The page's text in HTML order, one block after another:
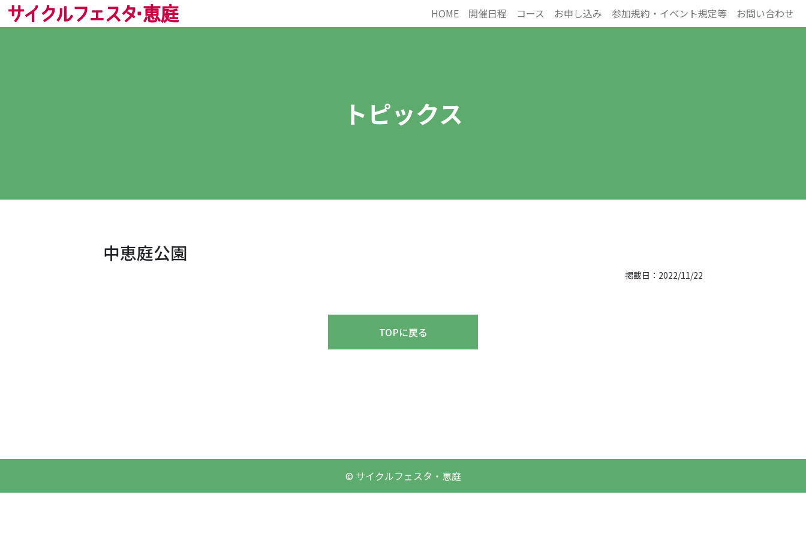
HOME 開催日程 コース お申し込み 参加規約・イベント規定等 お問い合わせ
トピックス
中恵庭公園
掲載日：2022/11/22
TOPに戻る
© サイクルフェスタ・恵庭